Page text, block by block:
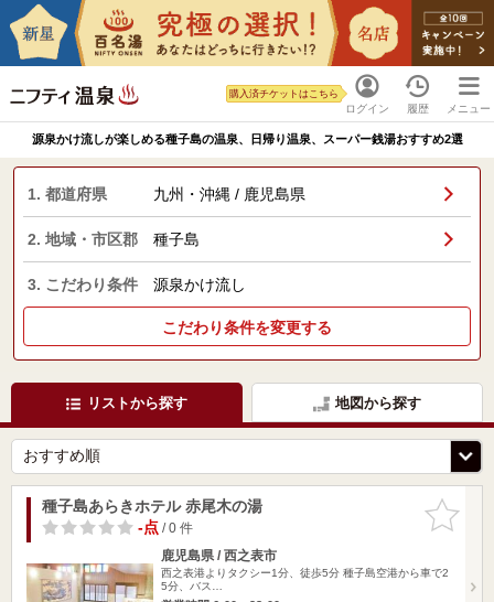
ログイン
購入済チケットはこちら
履歴 メニュー
源泉かけ流しが楽しめる種子島の温泉、日帰り温泉、スーパー銭湯おすすめ2選
1. 都道府県 九州・沖縄 / 鹿児島県
2. 地域・市区郡 種子島
3. こだわり条件 源泉かけ流し
こだわり条件を変更する
リストから探す 地図から探す
お気に入
りに追加
種子島あらきホテル 赤尾木の湯
-点/ 0 件
鹿児島県 / 西之表市
西之表港よりタクシー1分、徒歩5分 種子島空港から車で2
5分、バス…